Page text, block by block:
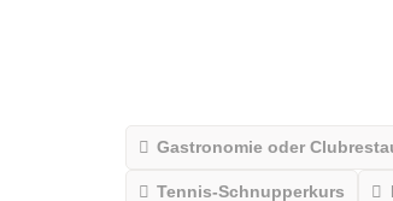
Gastronomie oder
Tennis-Schnupperkurs